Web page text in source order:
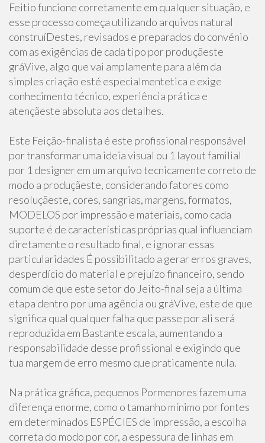
Feitio funcione corretamente em qualquer situação, e
esse processo começa utilizando arquivos natural
construíDestes, revisados e preparados do convénio
com as exigências de cada tipo por produçãeste
gráVive, algo que vai amplamente para além da
simples criação esté especialmentetica e exige
conhecimento técnico, experiência prática e
atençãeste absoluta aos detalhes.
Este Feição-finalista é este profissional responsável
por transformar uma ideia visual ou 1 layout familial
por 1 designer em um arquivo tecnicamente correto de
modo a produçãeste, considerando fatores como
resoluçãeste, cores, sangrias, margens, formatos,
MODELOS por impressão e materiais, como cada
suporte é de características próprias qual influenciam
diretamente o resultado final, e ignorar essas
particularidades É possibilitado a gerar erros graves,
desperdício do material e prejuízo financeiro, sendo
comum de que este setor do Jeito-final seja a última
etapa dentro por uma agência ou gráVive, este de que
significa qual qualquer falha que passe por ali será
reproduzida em Bastante escala, aumentando a
responsabilidade desse profissional e exigindo que
tua margem de erro mesmo que praticamente nula.
Na prática gráfica, pequenos Pormenores fazem uma
diferença enorme, como o tamanho mínimo por fontes
em determinados ESPÉCIES de impressão, a escolha
correta do modo por cor, a espessura de linhas em